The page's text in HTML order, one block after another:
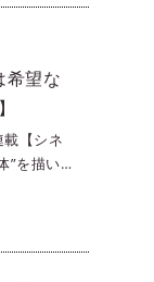
ントが載
希望な
【シネ
”を描い